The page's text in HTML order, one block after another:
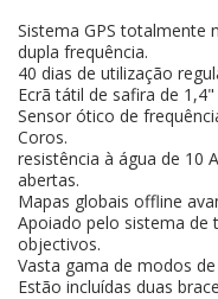
Sistema GPS totalmente
dupla frequência.
40 dias de utilização
Ecrã tátil de safira de
Sensor ótico de
Coros.
resistência à água de 10
abertas.
Mapas globais offline
Apoiado pelo sistema de
objectivos.
Vasta gama de modos
Estão incluídas duas